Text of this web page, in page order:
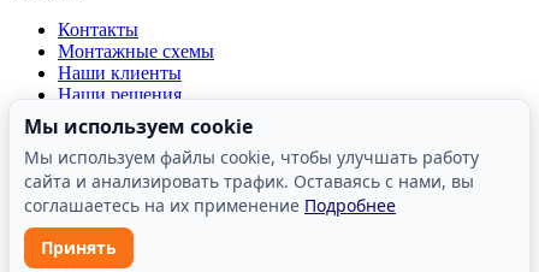
Контакты
Монтажные схемы
Наши клиенты
Наши решения
Отзывы о компании
Производство
Реквизиты
Сертификаты и лицензии
ООО «Террасные решения» | ИНН: 7731482610
Мы используем cookie
Мы используем файлы cookie, чтобы улучшать работу
сайта и анализировать трафик. Оставаясь с нами, вы
соглашаетесь на их применение Подробнее
Принять